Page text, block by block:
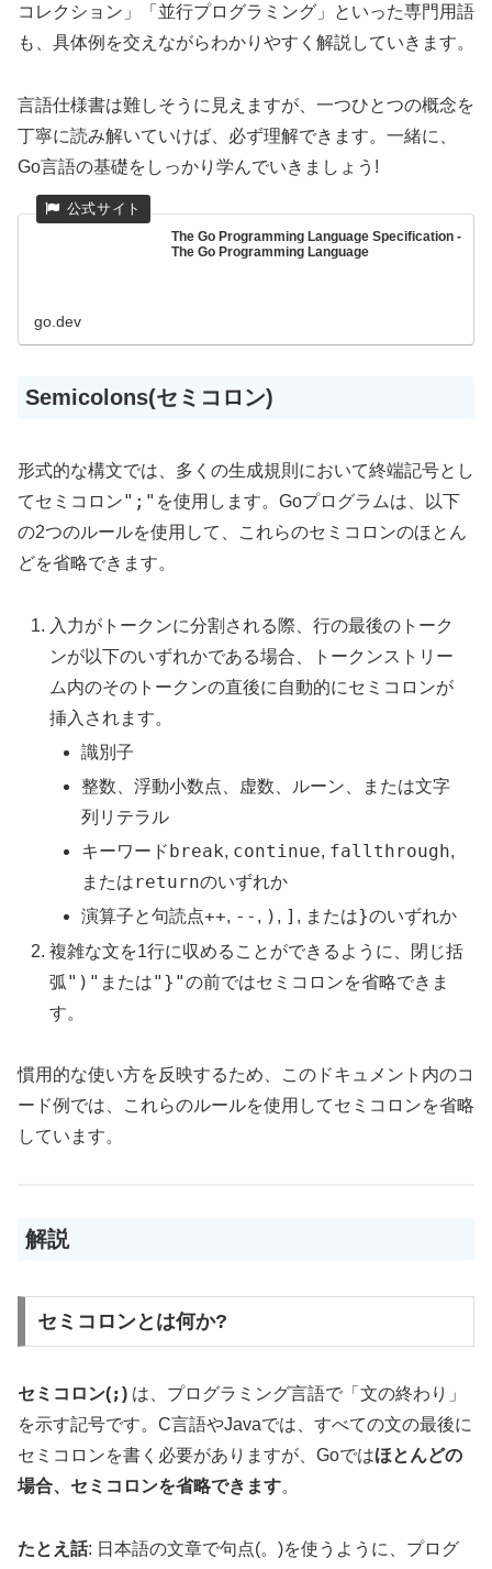
コレクション」「並行プログラミング」といった専門用語
も、具体例を交えながらわかりやすく解説していきます。
言語仕様書は難しそうに見えますが、一つひとつの概念を
丁寧に読み解いていけば、必ず理解できます。一緒に、
Go言語の基礎をしっかり学んでいきましょう!
The Go Programming Language Specification -
The Go Programming Language
go.dev
Semicolons(セミコロン)
形式的な構文では、多くの生成規則において終端記号とし
てセミコロン";" を使用します。Goプログラムは、以下
の2つのルールを使用して、これらのセミコロンのほとん
どを省略できます。
入力がトークンに分割される際、行の最後のトーク
ンが以下のいずれかである場合、トークンストリー
ム内のそのトークンの直後に自動的にセミコロンが
挿入されます。
識別子
整数、浮動小数点、虚数、ルーン、または文字
列リテラル
キーワード break, continue, fallthrough,
またはreturnのいずれか
演算子と句読点++, -- , ) , ] , または}のいずれか
複雑な文を1行に収めることができるように、閉じ括
弧 ")" または"}"の前ではセミコロンを省略できま
す。
慣用的な使い方を反映するため、このドキュメント内のコ
ード例では、これらのルールを使用してセミコロンを省略
しています。
解説
セミコロンとは何か?
セミコロン(; ) は、プログラミング言語で「文の終わり」
を示す記号です。C言語やJavaでは、すべての文の最後に
セミコロンを書く必要がありますが、Goではほとんどの
場合、セミコロンを省略できます。
たとえ話: 日本語の文章で句点(。)を使うように、プログ